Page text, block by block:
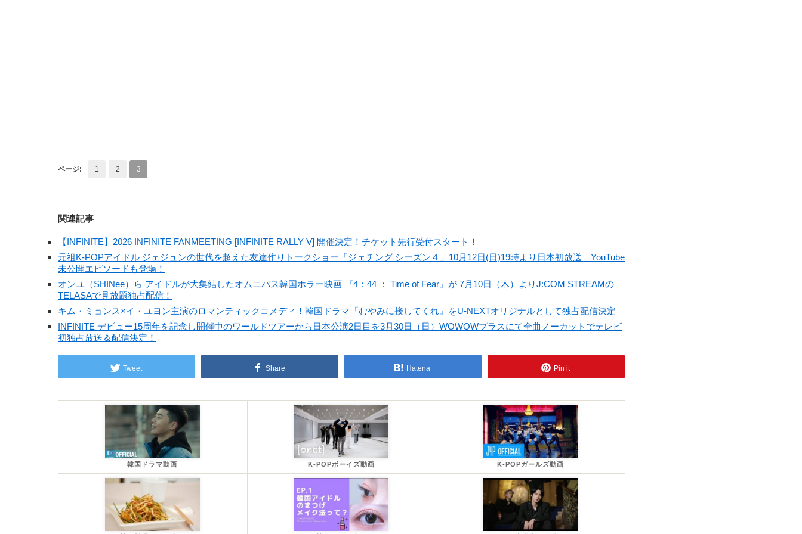
ページ: 1 2 3
関連記事
【INFINITE】2026 INFINITE FANMEETING [INFINITE RALLY Ⅴ] 開催決定！チケット先行受付スタート！
元祖K-POPアイドル ジェジュンの世代を超えた友達作りトークショー「ジェチング シーズン４」10月12日(日)19時より日本初放送 YouTube
未公開エピソードも登場！
オンユ（SHINee）ら アイドルが大集結したオムニバス韓国ホラー映画 『4：44 ： Time of Fear』が 7月10日（木）よりJ:COM STREAMの
TELASAで見放題独占配信！
キム・ミョンス×イ・ユヨン主演のロマンティックコメディ！韓国ドラマ『むやみに接してくれ』をU-NEXTオリジナルとして独占配信決定
INFINITE デビュー15周年を記念し開催中のワールドツアーから日本公演2日目を3月30日（日）WOWOWプラスにて全曲ノーカットでテレビ
初独占放送＆配信決定！
Tweet Share Hatena Pin it
韓国ドラマ動画 K-POPボーイズ動画 K-POPガールズ動画